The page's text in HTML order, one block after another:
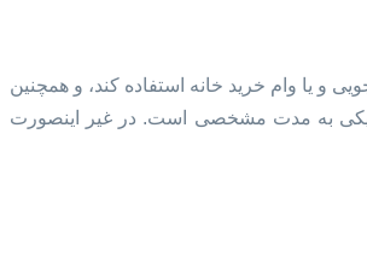
و یا وام خرید خانه استفاده کند، و همچنین
فیزیکی به مدت مشخصی است. در غیر اینصورت